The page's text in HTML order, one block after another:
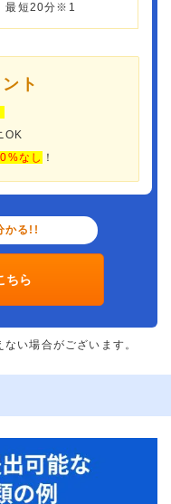
最短20分※1
ト
OK
なし ！
かる!!
ちら
い場合がございます。